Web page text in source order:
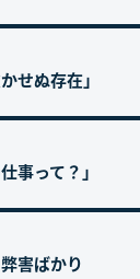
せぬ存在」
事って？」
害ばかり